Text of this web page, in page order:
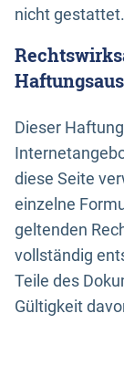
nicht gestattet.
Dieser
diese Seite
einzelne
geltenden
vollständig
Teile des
Gültigkeit